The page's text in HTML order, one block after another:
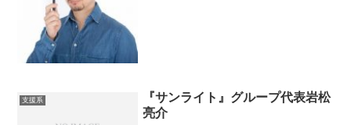
支援系
『サンライト』グループ代表岩松
亮介